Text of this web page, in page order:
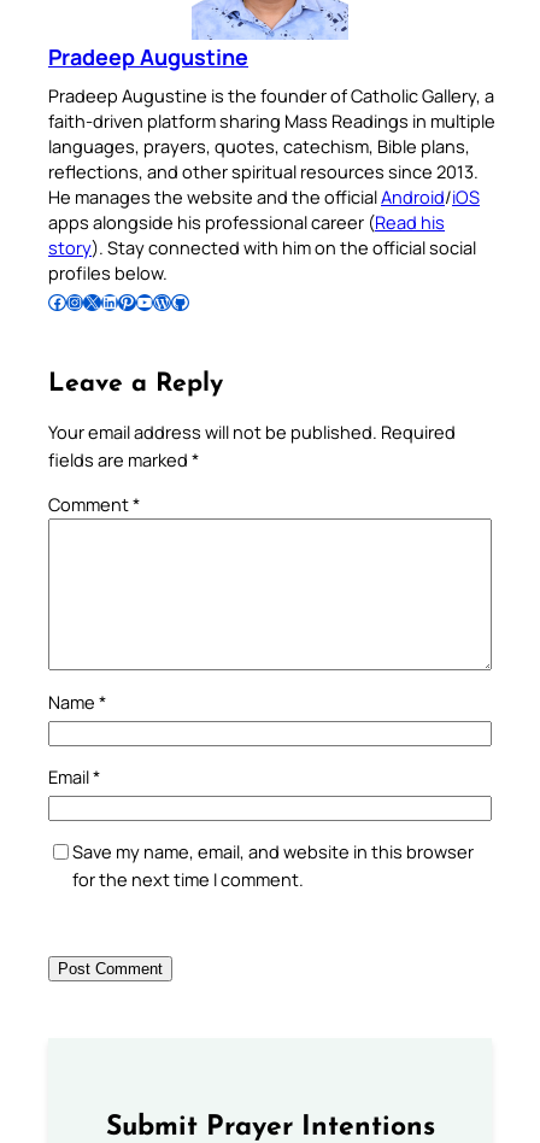
Pradeep Augustine
Pradeep Augustine is the founder of Catholic Gallery, a
faith-driven platform sharing Mass Readings in multiple
languages, prayers, quotes, catechism, Bible plans,
reflections, and other spiritual resources since 2013.
He manages the website and the officialAndroid/iOS
apps alongside his professional career (Read his
story). Stay connected with him on the official social
profiles below.
Follow Pradeep on Facebook Follow Pradeep on InstagramFollow Pradeep on X Follow Pradeep on LinkedIn Follow Pradeep on Pinterest Subscribe to Pradeep’s Youtube Channel Follow Pradeep on WordPress Follow Pradeep on GitHub
Leave a Reply
Your email address will not be published. Required
fields are marked *
Comment*
Name *
Email*
Save my name, email, and website in this browser
for the next time I comment.
Submit Prayer Intentions